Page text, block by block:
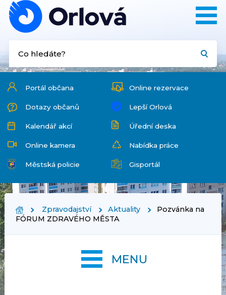
Portál občana Online rezervace
Dotazy občanů Lepší Orlová
Kalendář akcí Úřední deska
Online kamera Nabídka práce
Městská policie Gisportál
Zpravodajství Aktuality
Pozvánka na
FÓRUM ZDRAVÉHO MĚSTA
MENU